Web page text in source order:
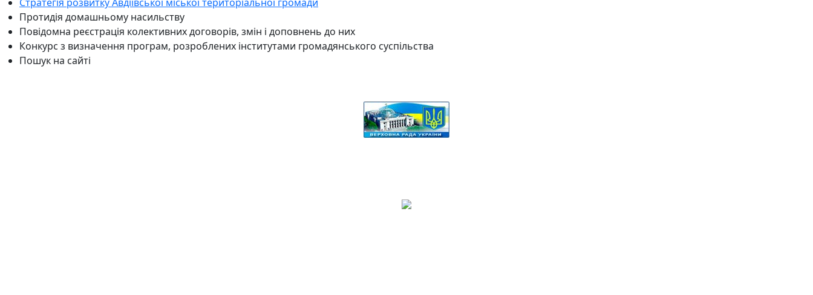
Протидія домашньому насильству
Повідомна реєстрація колективних договорів, змін і доповнень до них
Конкурс з визначення програм, розроблених інститутами громадянського суспільства
Пошук на сайті